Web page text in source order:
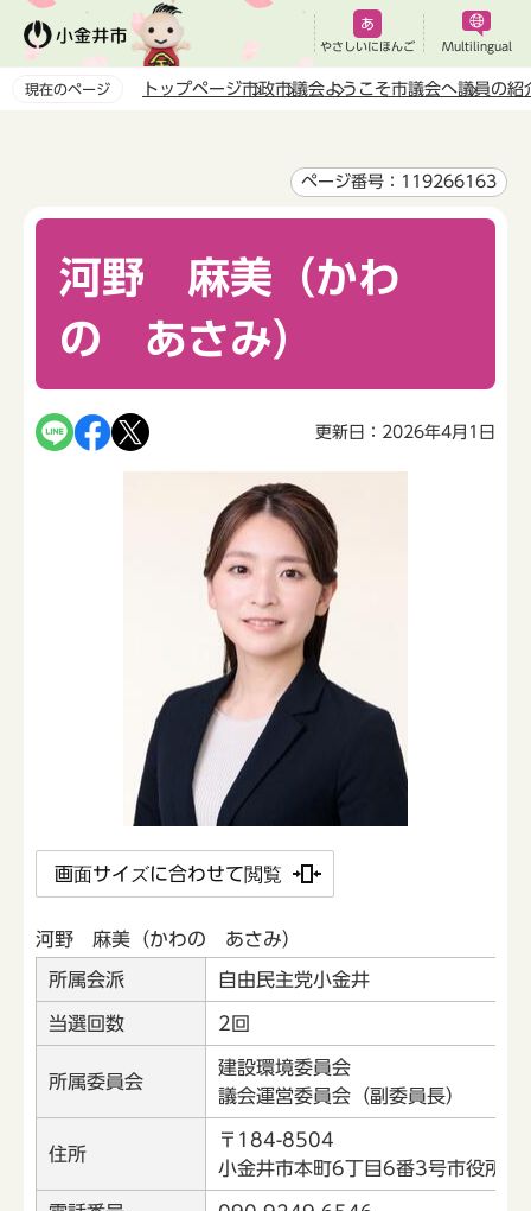
ペ
やさしいにほんご Multilingual
現在のページ トップページ市政市議会ようこそ市議会へ議員の紹
ページ番号：119266163
河野 麻美（かわ
の あさみ）
更新日：2026年4月1日
画面サイズに合わせて閲覧
河野 麻美（かわの あさみ）
所属会派 自由民主党小金井
当選回数 2回
所属委員会
建設環境委員会
議会運営委員会（副委員長）
住所
〒184-8504
小金井市本町6丁目6番3号市役所3